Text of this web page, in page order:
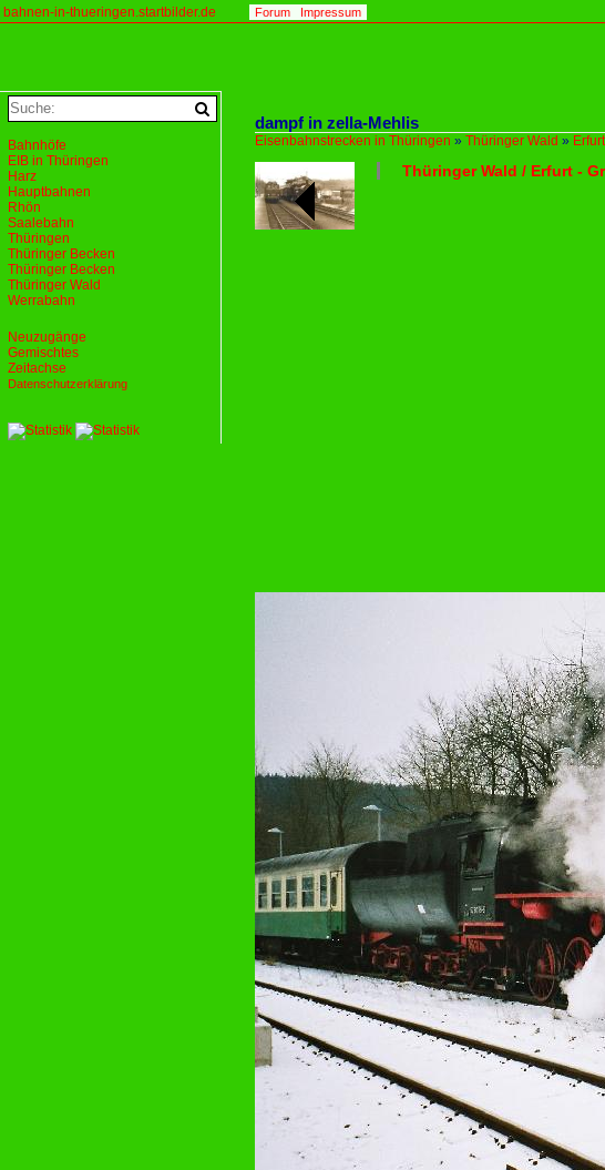
bahnen-in-thueringen.startbilder.de Forum Impressum
dampf in zella-Mehlis
Eisenbahnstrecken in Thüringen » Thüringer Wald »
Thüringer Wald / Erfurt -
Bahnhöfe
EIB in Thüringen
Harz
Hauptbahnen
Rhön
Saalebahn
Thüringen
Thüringer Becken
Thüringer Becken
Thüringer Wald
Werrabahn
Neuzugänge
Gemischtes
Zeitachse
Datenschutzerklärung